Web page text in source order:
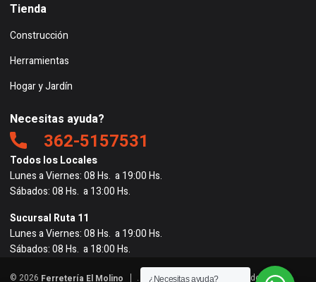
Tienda
Construcción
Herramientas
Hogar y Jardín
Necesitas ayuda?
362-5157531
Todos los Locales
Lunes a Viernes: 08 Hs. a 19:00 Hs.
Sábados: 08 Hs. a 13:00 Hs.
Sucursal Ruta 11
Lunes a Viernes: 08 Hs. a 19:00 Hs.
Sábados: 08 Hs. a 18:00 Hs.
© 2026 Ferretería El Molino . Todos los derechos reservados. |
¿Necesitas ayuda?